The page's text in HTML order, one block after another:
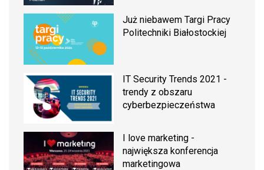
Już niebawem Targi Pracy
Politechniki Białostockiej
IT Security Trends 2021 -
trendy z obszaru
cyberbezpieczeństwa
I love marketing -
największa konferencja
marketingowa